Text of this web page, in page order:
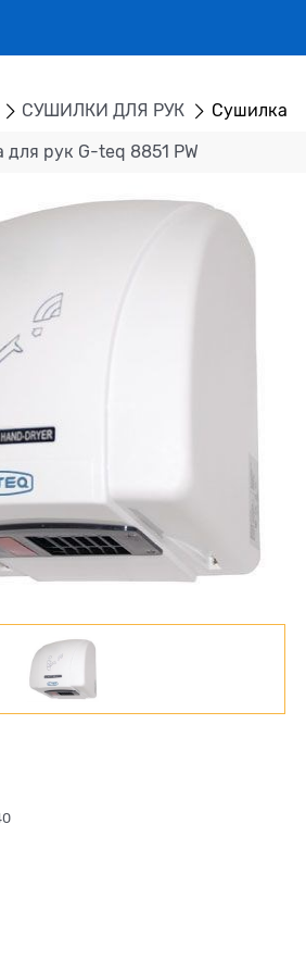
СУШИЛКИ ДЛЯ РУК Сушилка
рук G-teq 8851 PW